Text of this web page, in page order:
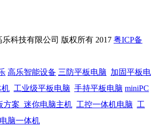
科技有限公司 版权所有 2017 粤ICP备
高乐智能设备 三防平板电脑 加固平板电
机 工业级平板电脑 手持平板电脑 miniPC
方案 迷你电脑主机 工控一体机电脑 工
脑一体机